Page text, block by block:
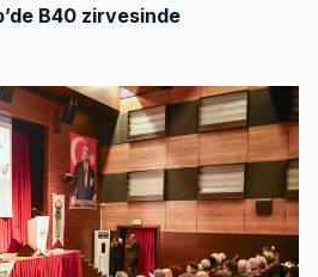
B40 zirvesinde